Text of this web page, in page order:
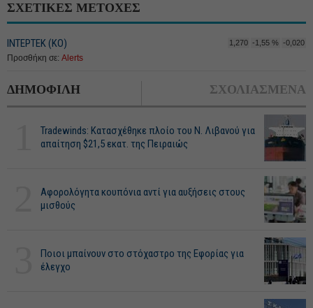
ΣΧΕΤΙΚΕΣ ΜΕΤΟΧΕΣ
ΙΝΤΕΡΤΕΚ (ΚΟ) 1,270 -1,55 % -0,020
Προσθήκη σε: Alerts
ΔΗΜΟΦΙΛΗ ΣΧΟΛΙΑΣΜΕΝΑ
Tradewinds: Κατασχέθηκε πλοίο του Ν. Λιβανού για
απαίτηση $21,5 εκατ. της Πειραιώς
Αφορολόγητα κουπόνια αντί για αυξήσεις στους
μισθούς
Ποιοι μπαίνουν στο στόχαστρο της Εφορίας για
έλεγχο